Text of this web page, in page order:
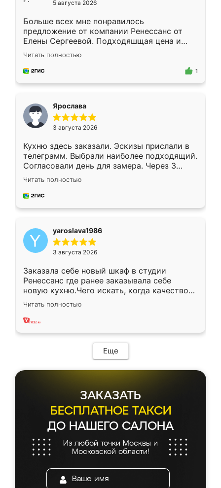
5 августа 2026
Больше всех мне понравилось
предложение от компании Ренессанс от
Елены Сергеевой. Подходяшщая цена и
короткие сроки изготовления. Приехавший
для замера сотрудник Владислав
предложил по моему эскизу самый
Читать полностью
1
Ярослава
3 августа 2026
Кухню здесь заказали. Эскизы прислали в
телеграмм. Выбрали наиболее подходящий.
Согласовали день для замера. Через 3
недели кухня была уже готова. Остались
довольны работой. Спасибо Ренессанс
мебель за качественную работу!
Читать полностью
yaroslava1986
3 августа 2026
Заказала себе новый шкаф в студии
Ренессанс где ранее заказывала себе
новую кухню.Чего искать, когда качеством
вполне довольна. Служит кухня уже почти
два года, нареканий нет.
Читать полностью
Еще
ЗАКАЗАТЬ
БЕСПЛАТНОЕ ТАКСИ
ДО НАШЕГО САЛОНА
Из любой точки Москвы и
Московской области!